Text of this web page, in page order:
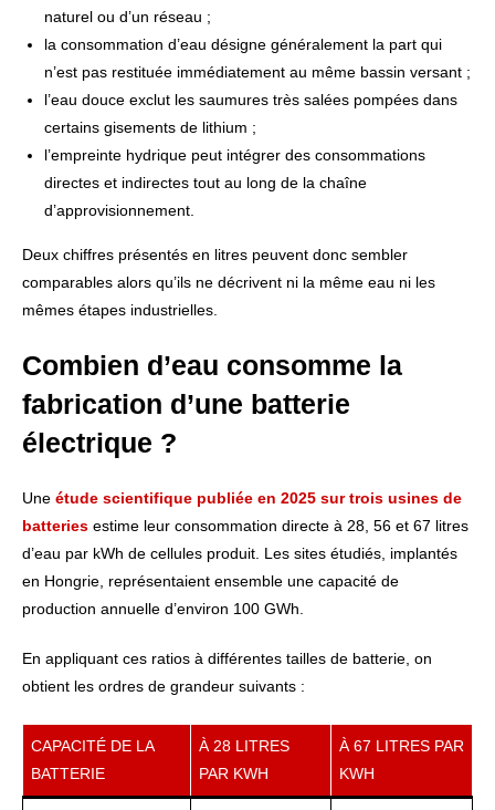
naturel ou d’un réseau ;
la consommation d’eau désigne généralement la part qui
n’est pas restituée immédiatement au même bassin versant ;
l’eau douce exclut les saumures très salées pompées dans
certains gisements de lithium ;
l’empreinte hydrique peut intégrer des consommations
directes et indirectes tout au long de la chaîne
d’approvisionnement.
Deux chiffres présentés en litres peuvent donc sembler
comparables alors qu’ils ne décrivent ni la même eau ni les
mêmes étapes industrielles.
Combien d’eau consomme la
fabrication d’une batterie
électrique ?
Une étude scientifique publiée en 2025 sur trois usines de
batteries estime leur consommation directe à 28, 56 et 67 litres
d’eau par kWh de cellules produit. Les sites étudiés, implantés
en Hongrie, représentaient ensemble une capacité de
production annuelle d’environ 100 GWh.
En appliquant ces ratios à différentes tailles de batterie, on
obtient les ordres de grandeur suivants :
CAPACITÉ DE LA
BATTERIE
À 28 LITRES
PAR KWH
À 67 LITRES PAR
KWH